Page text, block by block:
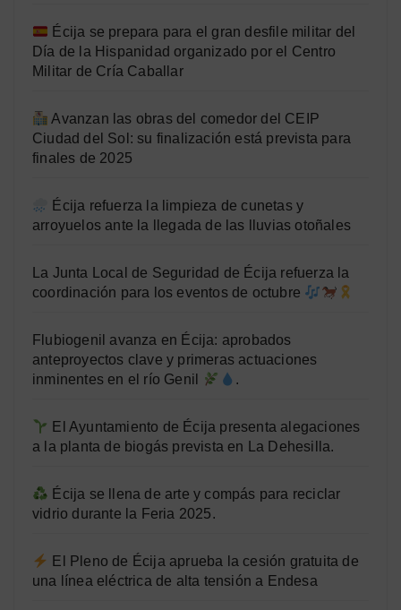
Écija se prepara para el gran desfile militar del
Día de la Hispanidad organizado por el Centro
Militar de Cría Caballar
Avanzan las obras del comedor del CEIP
Ciudad del Sol: su finalización está prevista para
finales de 2025
Écija refuerza la limpieza de cunetas y
arroyuelos ante la llegada de las lluvias otoñales
La Junta Local de Seguridad de Écija refuerza la
coordinación para los eventos de octubre
Flubiogenil avanza en Écija: aprobados
anteproyectos clave y primeras actuaciones
inminentes en el río Genil
.
El Ayuntamiento de Écija presenta alegaciones
a la planta de biogás prevista en La Dehesilla.
Écija se llena de arte y compás para reciclar
vidrio durante la Feria 2025.
El Pleno de Écija aprueba la cesión gratuita de
una línea eléctrica de alta tensión a Endesa